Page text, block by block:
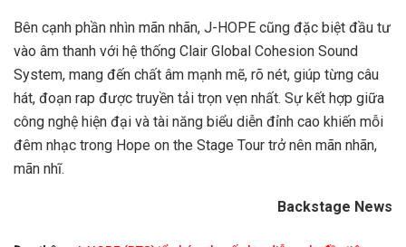
Bên cạnh phần nhìn mãn nhãn, J-HOPE cũng đặc biệt đầu tư
vào âm thanh với hệ thống Clair Global Cohesion Sound
System, mang đến chất âm mạnh mẽ, rõ nét, giúp từng câu
hát, đoạn rap được truyền tải trọn vẹn nhất. Sự kết hợp giữa
công nghệ hiện đại và tài năng biểu diễn đỉnh cao khiến mỗi
đêm nhạc trong Hope on the Stage Tour trở nên mãn nhãn,
mãn nhĩ.
Backstage News